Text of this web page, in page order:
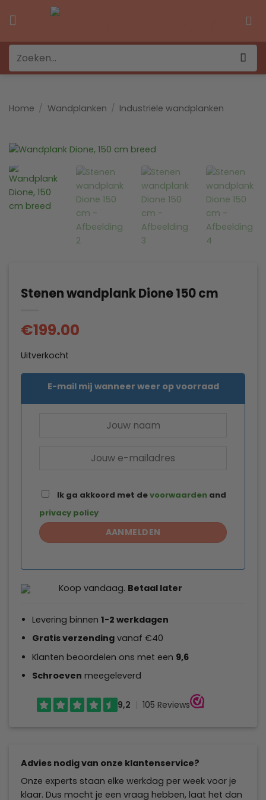
naar
naar:
Home / Wandplanken / Industriële wandplanken
Stenen wandplank Dione 150 cm
€199.00
Uitverkocht
E-mail mij wanneer weer op voorraad
Ik ga akkoord met devoorwaarden and
privacy policy
Koop vandaag. Betaal later
Levering binnen 1-2 werkdagen
Gratis verzendingvanaf €40
Klanten beoordelen ons met een 9,6
Schroeven meegeleverd
Advies nodig van onze klantenservice?
Onze experts staan elke werkdag per week voor je
klaar. Dus mocht je een vraag hebben, laat het dan